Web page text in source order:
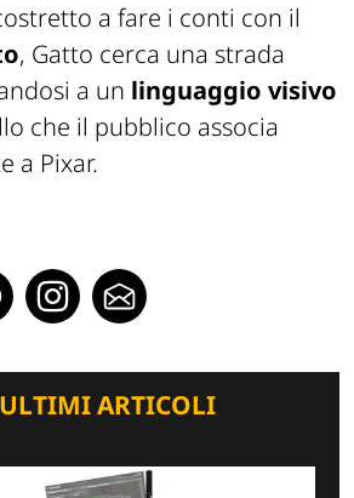
a fare i conti con il
, Gatto cerca una strada
a un linguaggio visivo
che il pubblico associa
a Pixar.
ARTICOLI